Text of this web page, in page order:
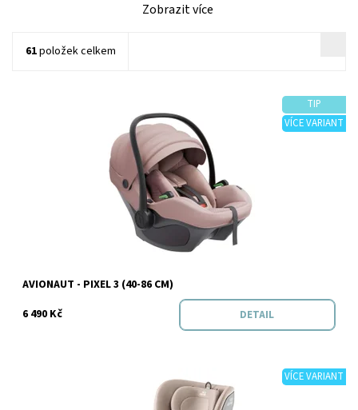
Zobrazit více
61položek celkem
TIP
VÍCE VARIANT
Značka:
AVIONAUT - PIXEL 3 (40-86 CM)
6 490 Kč
DETAIL
VÍCE VARIANT